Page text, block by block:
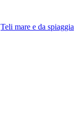
Teli mare e da spiaggia